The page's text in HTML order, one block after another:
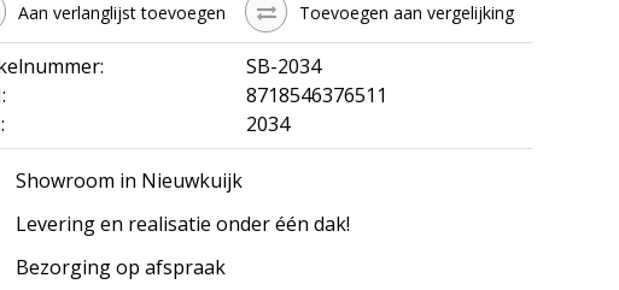
Aan verlanglijst toevoegen Toevoegen aan vergelijking
SB-2034
8718546376511
2034
Showroom in Nieuwkuijk
Levering en realisatie onder één dak!
Bezorging op afspraak